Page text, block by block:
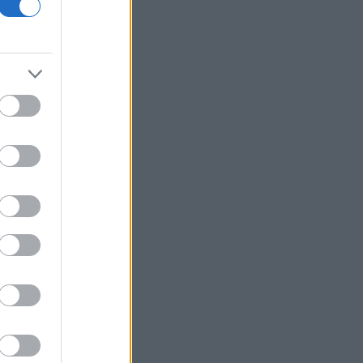
Χατζηδάκης: «Στον κάλαθο των
Βιομηχανίας: Κεντρική προτεραιότητα
οι επενδύσεις σε μεταποίηση και
βιομηχανία
περνά και από τη σωστή διαχείριση
του δικτύου ηλεκτροδότησης
Κατσαφάδος για τους πυρόπληκτους:
Έως 1.000 ευρώ ανά τ.μ. οι
αιτήσεις
minimis ύψους 24,6 εκατ. ευρώ σε
παραγωγούς
έπληξε δύο διυλιστήρια πετρελαίου
στη Ρωσία